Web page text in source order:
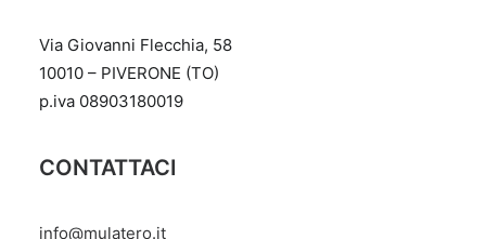
Via Giovanni Flecchia, 58
10010 – PIVERONE (TO)
p.iva 08903180019
CONTATTACI
info@mulatero.it